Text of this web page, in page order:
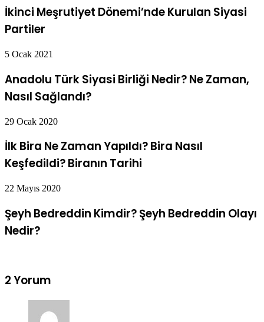
İkinci Meşrutiyet Dönemi’nde Kurulan Siyasi
Partiler
5 Ocak 2021
Anadolu Türk Siyasi Birliği Nedir? Ne Zaman,
Nasıl Sağlandı?
29 Ocak 2020
İlk Bira Ne Zaman Yapıldı? Bira Nasıl
Keşfedildi? Biranın Tarihi
22 Mayıs 2020
Şeyh Bedreddin Kimdir? Şeyh Bedreddin Olayı
Nedir?
2 Yorum